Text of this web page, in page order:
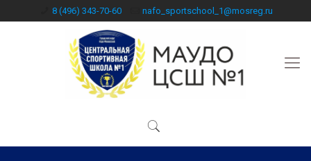
8 (496) 343-70-60 nafo_sportschool_1@mosreg.ru